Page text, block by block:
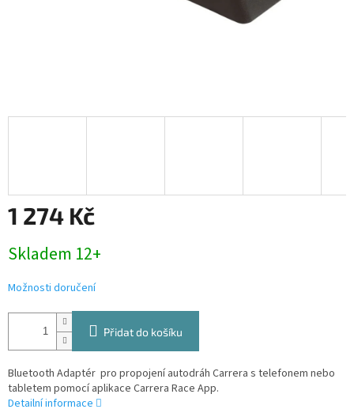
1 274 Kč
cena:
Skladem 12+
Možnosti doručení
Přidat do košíku
Bluetooth Adaptér pro propojení autodráh Carrera s telefonem nebo
tabletem pomocí aplikace Carrera Race App.
Detailní informace